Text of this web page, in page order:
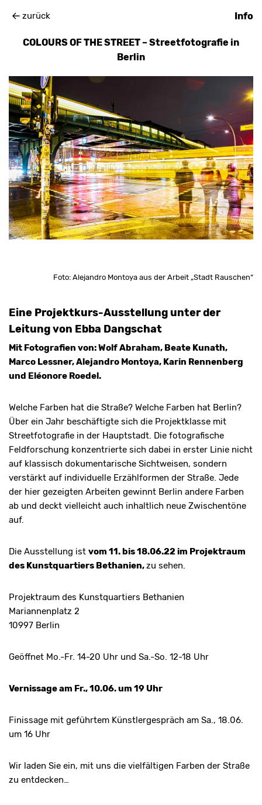
zurück Info
COLOURS OF THE STREET – Streetfotografie in
Berlin
Foto: Alejandro Montoya aus der Arbeit „Stadt Rauschen“
Eine Projektkurs-Ausstellung unter der
Leitung von Ebba Dangschat
Mit Fotografien von: Wolf Abraham, Beate Kunath,
Marco Lessner, Alejandro Montoya, Karin Rennenberg
und Eléonore Roedel.
Welche Farben hat die Straße? Welche Farben hat Berlin?
Über ein Jahr beschäftigte sich die Projektklasse mit
Streetfotografie in der Hauptstadt. Die fotografische
Feldforschung konzentrierte sich dabei in erster Linie nicht
auf klassisch dokumentarische Sichtweisen, sondern
verstärkt auf individuelle Erzählformen der Straße. Jede
der hier gezeigten Arbeiten gewinnt Berlin andere Farben
ab und deckt vielleicht auch inhaltlich neue Zwischentöne
auf.
Die Ausstellung ist vom 11. bis 18.06.22 im Projektraum
des Kunstquartiers Bethanien,zu sehen.
Projektraum des Kunstquartiers Bethanien
Mariannenplatz 2
10997 Berlin
Geöffnet Mo.-Fr. 14-20 Uhr und Sa.-So. 12-18 Uhr
Vernissage am Fr., 10.06. um 19 Uhr
Finissage mit geführtem Künstlergespräch am Sa., 18.06.
um 16 Uhr
Wir laden Sie ein, mit uns die vielfältigen Farben der Straße
zu entdecken…